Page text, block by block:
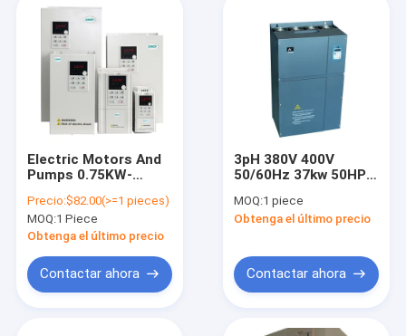
Productos
Sobre nosotros
Contacto
Inversor de frecuencia variable
Inversor de baja fricción
inversor la monofásico
Electric Motors And
Pumps 0.75KW-
Phase 220V/380V AC
Converter Variable
Frequency Drive VFD
Inverter
Precio:$82.00(>=1 pieces)
MOQ:1 Piece
Obtenga el último precio
Contactar ahora
3pH 380V 400V
50/60Hz 37kw 50HP
Frequency Inverter
VFD Drive With High
MOQ:1 piece
Obtenga el último precio
Contactar ahora